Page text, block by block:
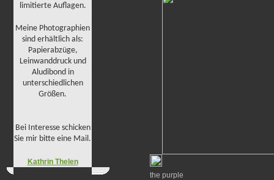
limitierte Auflagen.
Meine Photographien
sind erhältlich als:
Papierabzüge,
Leinwanddruck und
Aludibond in
unterschiedlichen
Größen.
Bei Interesse schicken
Sie mir bitte eine Mail.
Kathrin Thelen
the purple